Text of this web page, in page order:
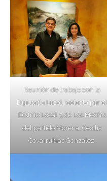
Reunión de trabajo con la
Diputada Local reelecta por el
Distrito Local 5 de Los Mochis
del partido Morena, Cecilia
Covarrubias González.